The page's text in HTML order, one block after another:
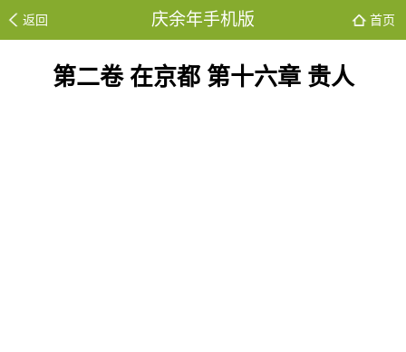
返回 庆余年手机版 首页
第二卷 在京都 第十六章 贵人